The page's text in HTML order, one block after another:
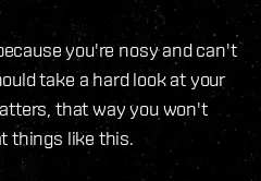
you're nosy and can't
take a hard look at your
that way you won't
things like this.